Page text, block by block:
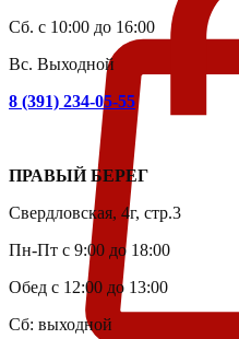
Сб. с 10:00 до 16:00
Вс. Выходной
8 (391) 234-05-55
ПРАВЫЙ БЕРЕГ
Свердловская, 4г, стр.3
Пн-Пт с 9:00 до 18:00
Обед с 12:00 до 13:00
Сб: выходной